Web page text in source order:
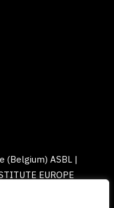
(Belgium) ASBL |
EUROPE